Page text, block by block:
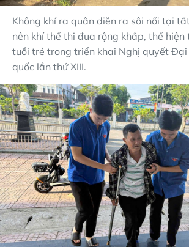
Không khí ra quân diễn ra sôi nổi tại
nên khí thế thi đua rộng khắp, thể hiện
tuổi trẻ trong triển khai Nghị quyết
quốc lần thứ XIII.